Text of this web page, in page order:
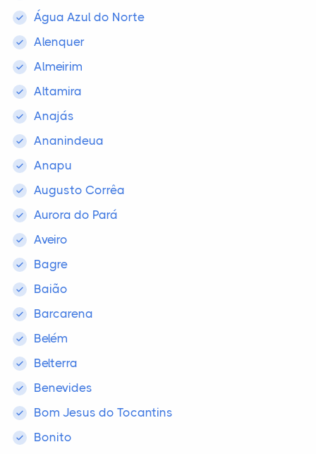
Água Azul do Norte
Alenquer
Almeirim
Altamira
Anajás
Ananindeua
Anapu
Augusto Corrêa
Aurora do Pará
Aveiro
Bagre
Baião
Barcarena
Belém
Belterra
Benevides
Bom Jesus do Tocantins
Bonito